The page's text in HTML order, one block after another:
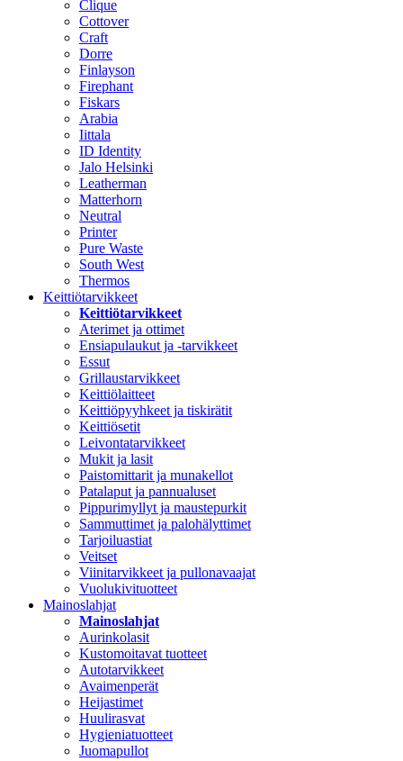
Clique
Cottover
Craft
Dorre
Finlayson
Firephant
Fiskars
Arabia
Iittala
ID Identity
Jalo Helsinki
Leatherman
Matterhorn
Neutral
Printer
Pure Waste
South West
Thermos
Keittiötarvikkeet
Keittiötarvikkeet
Aterimet ja ottimet
Ensiapulaukut ja -tarvikkeet
Essut
Grillaustarvikkeet
Keittiölaitteet
Keittiöpyyhkeet ja tiskirätit
Keittiösetit
Leivontatarvikkeet
Mukit ja lasit
Paistomittarit ja munakellot
Patalaput ja pannualuset
Pippurimyllyt ja maustepurkit
Sammuttimet ja palohälyttimet
Tarjoiluastiat
Veitset
Viinitarvikkeet ja pullonavaajat
Vuolukivituotteet
Mainoslahjat
Mainoslahjat
Aurinkolasit
Kustomoitavat tuotteet
Autotarvikkeet
Avaimenperät
Heijastimet
Huulirasvat
Hygieniatuotteet
Juomapullot